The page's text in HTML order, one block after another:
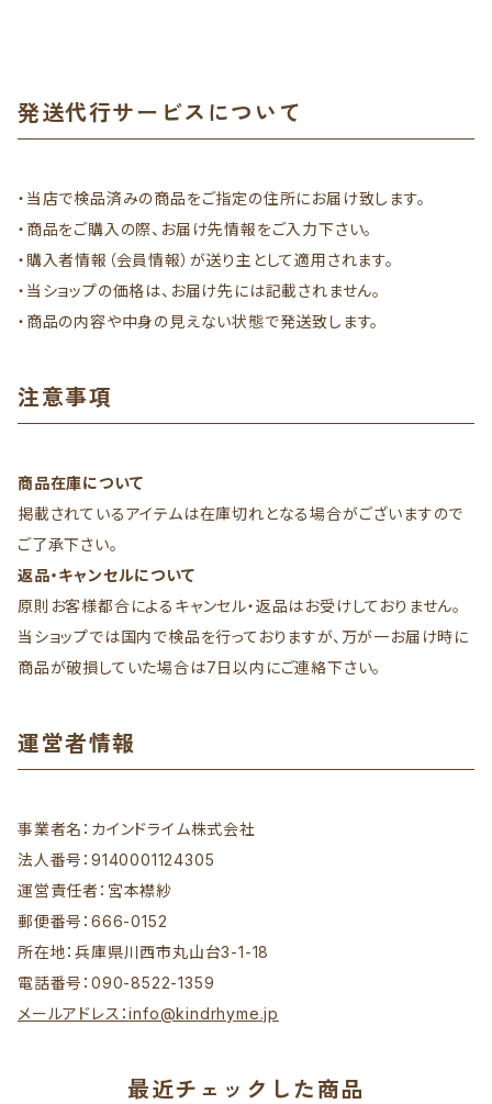
発送代行サービスについて
・当店で検品済みの商品をご指定の住所にお届け致します。
・商品をご購入の際、お届け先情報をご入力下さい。
・購入者情報（会員情報）が送り主として適用されます。
・当ショップの価格は、お届け先には記載されません。
・商品の内容や中身の見えない状態で発送致します。
注意事項
商品在庫について
掲載されているアイテムは在庫切れとなる場合がございますので
ご了承下さい。
返品・キャンセルについて
原則お客様都合によるキャンセル・返品はお受けしておりません。
当ショップでは国内で検品を行っておりますが、万が一お届け時に
商品が破損していた場合は7日以内にご連絡下さい。
運営者情報
事業者名：カインドライム株式会社
法人番号：9140001124305
運営責任者：宮本襟紗
郵便番号：666-0152
所在地：兵庫県川西市丸山台3-1-18
電話番号：090-8522-1359
メールアドレス：info@kindrhyme.jp
最近チェックした商品